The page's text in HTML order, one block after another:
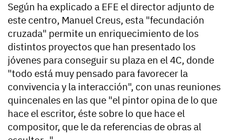
Según ha explicado a EFE el director adjunto de
este centro, Manuel Creus, esta "fecundación
cruzada" permite un enriquecimiento de los
distintos proyectos que han presentado los
jóvenes para conseguir su plaza en el 4C, donde
"todo está muy pensado para favorecer la
convivencia y la interacción", con unas reuniones
quincenales en las que "el pintor opina de lo que
hace el escritor, éste sobre lo que hace el
compositor, que le da referencias de obras al